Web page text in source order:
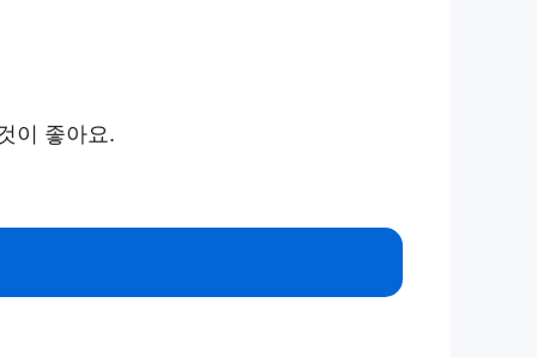
이 좋아요.